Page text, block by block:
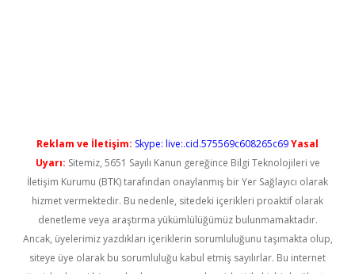
Reklam ve İletişim: Skype: live:.cid.575569c608265c69Yasal
Uyarı: Sitemiz, 5651 Sayılı Kanun gereğince Bilgi Teknolojileri ve
İletişim Kurumu (BTK) tarafından onaylanmış bir Yer Sağlayıcı olarak
hizmet vermektedir. Bu nedenle, sitedeki içerikleri proaktif olarak
denetleme veya araştırma yükümlülüğümüz bulunmamaktadır.
Ancak, üyelerimiz yazdıkları içeriklerin sorumluluğunu taşımakta olup,
siteye üye olarak bu sorumluluğu kabul etmiş sayılırlar. Bu internet